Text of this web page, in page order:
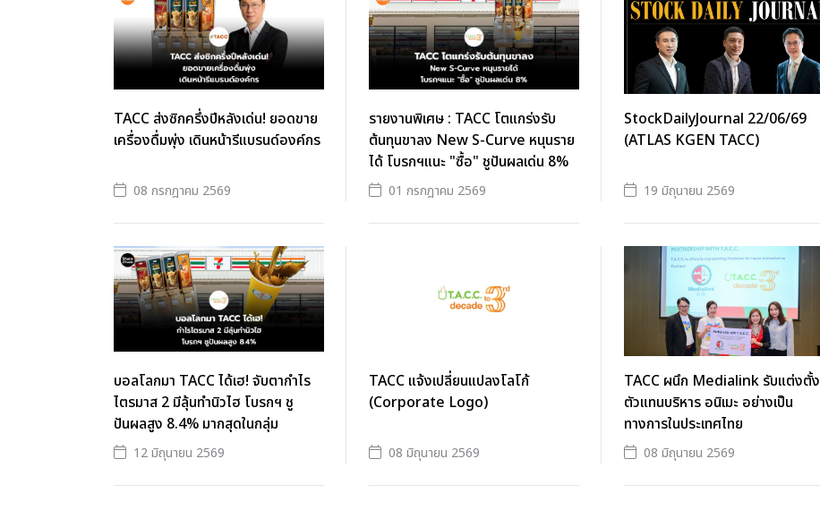
TACC ส่งซิกครึ่งปีหลังเด่น! ยอดขาย
เครื่องดื่มพุ่ง เดินหน้ารีแบรนด์องค์กร
08 กรกฎาคม 2569
รายงานพิเศษ : TACC โตแกร่งรับ
ต้นทุนขาลง New S-Curve หนุนราย
ได้ โบรกฯแนะ "ซื้อ" ชูปันผลเด่น 8%
01 กรกฎาคม 2569
StockDailyJournal 22/06/69
(ATLAS KGEN TACC)
19 มิถุนายน 2569
บอลโลกมา TACC ได้เฮ! จับตากำไร
ไตรมาส 2 มีลุ้นทำนิวไฮ โบรกฯ ชู
ปันผลสูง 8.4% มากสุดในกลุ่ม
12 มิถุนายน 2569
TACC แจ้งเปลี่ยนแปลงโลโก้
(Corporate Logo)
08 มิถุนายน 2569
TACC ผนึก Medialink รับแต่งตั้ง
ตัวแทนบริหาร อนิเมะ อย่างเป็น
ทางการในประเทศไทย
08 มิถุนายน 2569